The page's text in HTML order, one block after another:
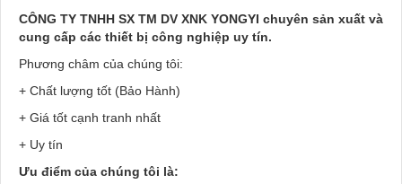
CÔNG TY TNHH SX TM DV XNK YONGYI chuyên sản xuất và
cung cấp các thiết bị công nghiệp uy tín.
Phương châm của chúng tôi:
+ Chất lượng tốt (Bảo Hành)
+ Giá tốt cạnh tranh nhất
+ Uy tín
Ưu điểm của chúng tôi là: